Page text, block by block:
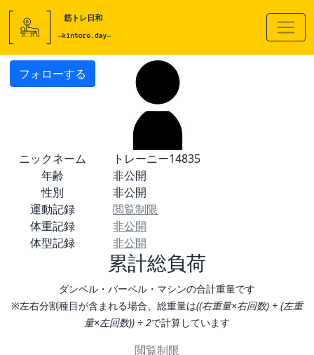
フォローする
ニックネーム
トレーニー14835
年齢
非公開
性別
非公開
運動記録
閲覧制限
体重記録
非公開
体型記録
非公開
累計総負荷
ダンベル・バーベル・マシンの合計重量です
※左右分割種目が含まれる場合、総重量は((右重量×右回数) + (左重
量×左回数)) ÷ 2で計算しています
閲覧制限